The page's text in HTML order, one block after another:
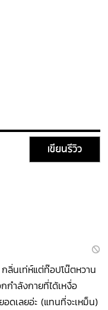
เขียนรีวิว
ลิ่นเท่ห์แต่ท๊อปโน๊ตหวาน
กำลังกายที่ได้เหงื่อ
อดเลยอ่ะ (แทนที่จะเหม็น)